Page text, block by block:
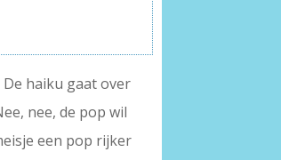
haiku gaat over
nee, de pop wil
een pop rijker